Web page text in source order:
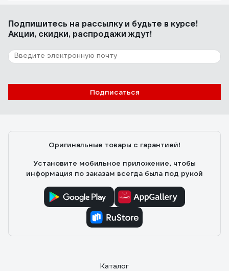
Подпишитесь на рассылкуи будьте в курсе!
Акции, скидки, распродажи ждут!
Подписаться
Оригинальные товары с гарантией!
Установите мобильное приложение, чтобы
информация по заказам всегда была под рукой
Каталог